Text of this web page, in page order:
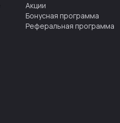
Акции
Бонусная программа
Реферальная программа